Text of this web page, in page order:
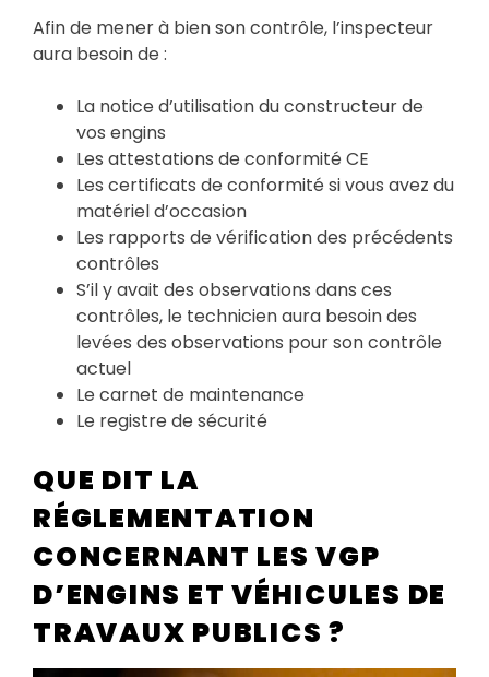
Afin de mener à bien son contrôle, l’inspecteur
aura besoin de :
La notice d’utilisation du constructeur de
vos engins
Les attestations de conformité CE
Les certificats de conformité si vous avez du
matériel d’occasion
Les rapports de vérification des précédents
contrôles
S’il y avait des observations dans ces
contrôles, le technicien aura besoin des
levées des observations pour son contrôle
actuel
Le carnet de maintenance
Le registre de sécurité
QUE DIT LA
RÉGLEMENTATION
CONCERNANT LES VGP
D’ENGINS ET VÉHICULES DE
TRAVAUX PUBLICS ?